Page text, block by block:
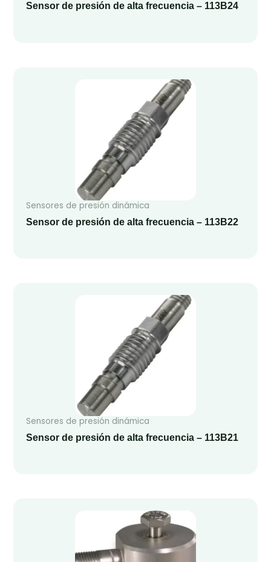
Sensor de presión de alta frecuencia – 113B24
Sensores de presión dinámica
Sensor de presión de alta frecuencia – 113B22
Sensores de presión dinámica
Sensor de presión de alta frecuencia – 113B21